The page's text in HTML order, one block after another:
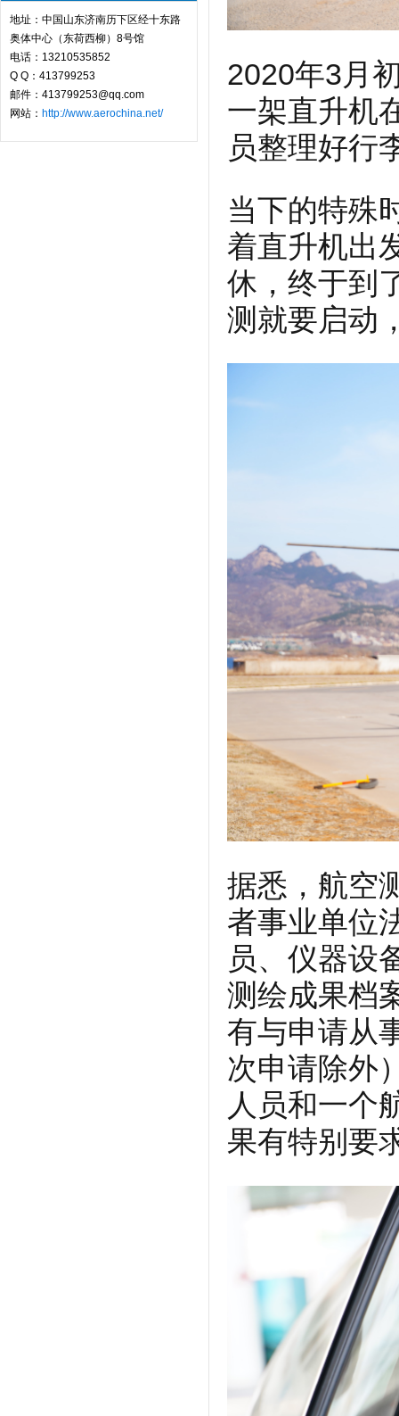
地址：中国山东济南历下区经十东路
奥体中心（东荷西柳）8号馆
电话：13210535852
Q Q：413799253
邮件：413799253@qq.com
网站： http://www.aerochina.net/
2020年3月
一架直升机
员整理好行
当下的特殊
着直升机出
休，终于到
测就要启动
据悉，航空
者事业单位
员、仪器设
测绘成果档
有与申请从
次申请除外
人员和一个
果有特别要